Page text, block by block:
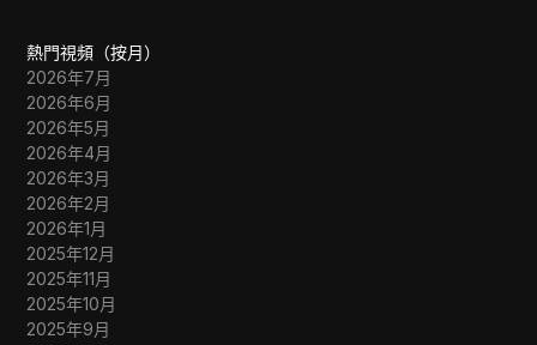
熱門視頻（按月）
2026年7月
2026年6月
2026年5月
2026年4月
2026年3月
2026年2月
2026年1月
2025年12月
2025年11月
2025年10月
2025年9月